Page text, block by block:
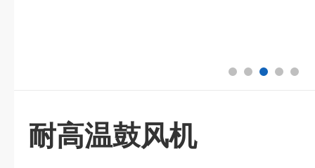
耐高温鼓风机